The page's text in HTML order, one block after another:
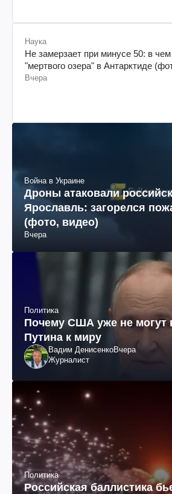
Наука
Не замерзает при минусе 50: в чем
"мертвого озера" в Антарктиде
Вчера
Война в Украине
Дроны атаковали
Ярославль: загорелся
(фото, видео)
Вчера
Политика
Почему США уже не могут
Путина к миру
Вадим ДенисенкоВчера
Журналист
Политика
Российская баллистика